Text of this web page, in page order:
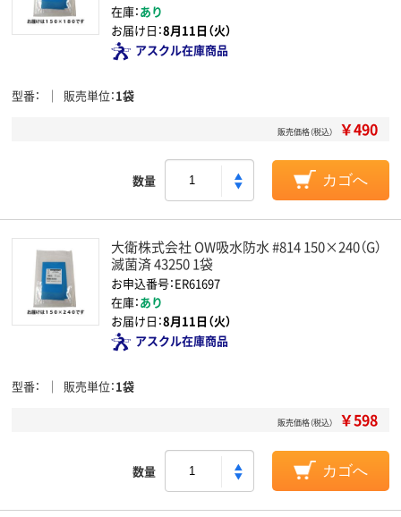
在庫：あり
お届け日：8月11日（火）
アスクル在庫商品
型番 販売単位 1袋
販売価格（税込） ￥490
数量 カゴへ
大衛株式会社 OW吸水防水 #814 150×240（G）
滅菌済 43250 1袋
お申込番号：ER61697
在庫：あり
お届け日：8月11日（火）
アスクル在庫商品
型番 販売単位 1袋
販売価格（税込） ￥598
数量 カゴへ